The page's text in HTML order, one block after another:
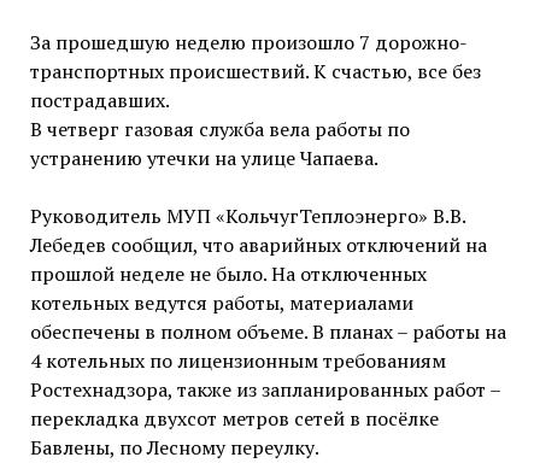
За прошедшую неделю произошло 7 дорожно-
транспортных происшествий. К счастью, все без
пострадавших.
В четверг газовая служба вела работы по
устранению утечки на улице Чапаева.
Руководитель МУП «КольчугТеплоэнерго» В.В.
Лебедев сообщил, что аварийных отключений на
прошлой неделе не было. На отключенных
котельных ведутся работы, материалами
обеспечены в полном объеме. В планах – работы на
4 котельных по лицензионным требованиям
Ростехнадзора, также из запланированных работ –
перекладка двухсот метров сетей в посёлке
Бавлены, по Лесному переулку.